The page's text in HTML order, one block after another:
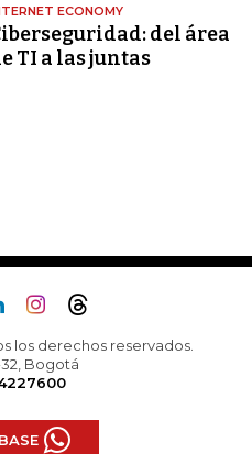
ECONOMY
del área
TI a las juntas
los derechos reservados.
32, Bogotá